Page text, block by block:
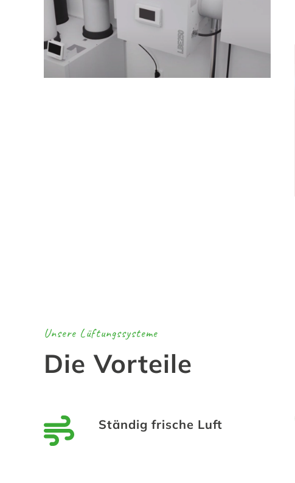
Unsere Lüftungssysteme
Die Vorteile
Ständig frische Luft